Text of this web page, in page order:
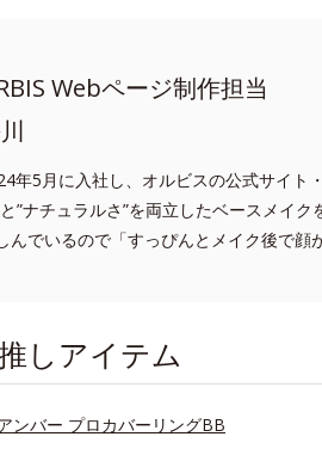
Webページ制作担当
年5月に入社し、オルビスの公式サイト
と”ナチュラルさ”を両立したベースメイ
んでいるので「すっぴんとメイク後で顔
しアイテム
ンバー プロカバーリングBB